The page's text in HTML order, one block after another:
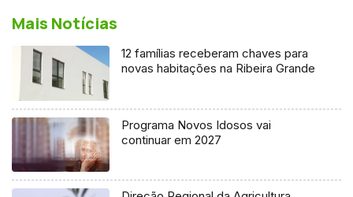
Mais Notícias
12 famílias receberam chaves para
novas habitações na Ribeira Grande
Programa Novos Idosos vai
continuar em 2027